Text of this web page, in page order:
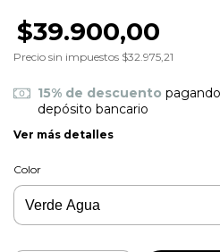
$39.900,00
Precio sin impuestos $32.975,21
15% de descuento
depósito bancario
Ver más detalles
Color